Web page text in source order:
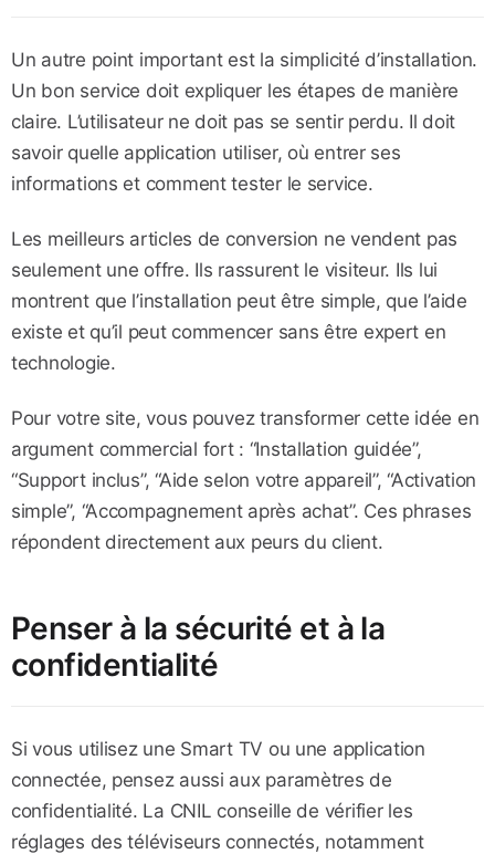
Un autre point important est la simplicité d’installation.
Un bon service doit expliquer les étapes de manière
claire. L’utilisateur ne doit pas se sentir perdu. Il doit
savoir quelle application utiliser, où entrer ses
informations et comment tester le service.
Les meilleurs articles de conversion ne vendent pas
seulement une offre. Ils rassurent le visiteur. Ils lui
montrent que l’installation peut être simple, que l’aide
existe et qu’il peut commencer sans être expert en
technologie.
Pour votre site, vous pouvez transformer cette idée en
argument commercial fort : “Installation guidée”,
“Support inclus”, “Aide selon votre appareil”, “Activation
simple”, “Accompagnement après achat”. Ces phrases
répondent directement aux peurs du client.
Penser à la sécurité et à la
confidentialité
Si vous utilisez une Smart TV ou une application
connectée, pensez aussi aux paramètres de
confidentialité. La CNIL conseille de vérifier les
réglages des téléviseurs connectés, notamment